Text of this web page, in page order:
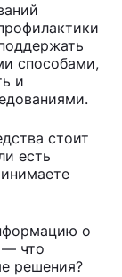
способами,
и
стоит
есть
о
— что
решения?